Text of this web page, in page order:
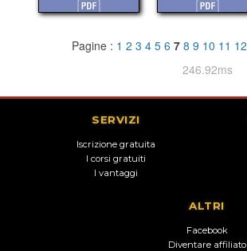
Pagine : 1 2 3 4 5 6 7 8 9 10 11 12
246.92ms
SERVIZI
Iscrizione gratuita
I corsi gratuiti
I vantaggi
ALTRI
Facebook
Diventare affiliato